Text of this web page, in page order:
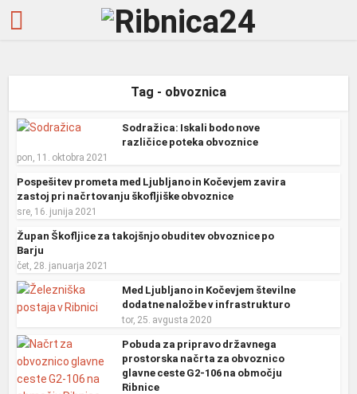
Tag - obvoznica
Sodražica: Iskali bodo nove
različice poteka obvoznice
pon, 11. oktobra 2021
Pospešitev prometa med Ljubljano in Kočevjem zavira
zastoj pri načrtovanju škofljiške obvoznice
sre, 16. junija 2021
Župan Škofljice za takojšnjo obuditev obvoznice po
Barju
čet, 28. januarja 2021
Med Ljubljano in Kočevjem številne
dodatne naložbe v infrastrukturo
tor, 25. avgusta 2020
Pobuda za pripravo državnega
prostorska načrta za obvoznico
glavne ceste G2-106 na območju
Ribnice